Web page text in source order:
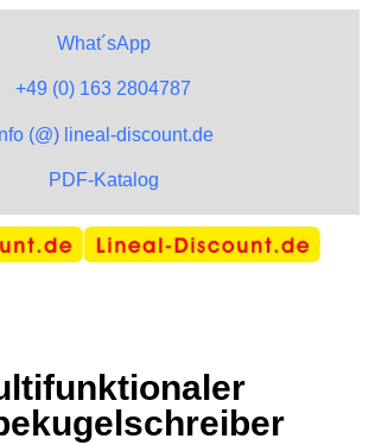
What´sApp
+49 (0) 163 2804787
(@) lineal-discount.de
PDF-Katalog